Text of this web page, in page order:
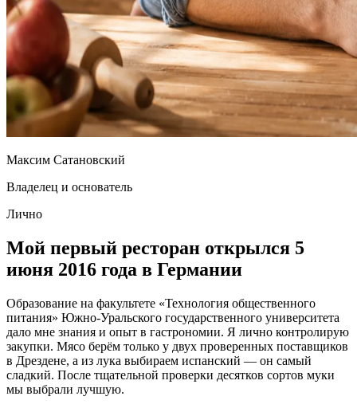
Максим Сатановский
Владелец и основатель
Лично
Мой первый ресторан открылся 5
июня 2016 года в Германии
Образование на факультете «Технология общественного
питания» Южно-Уральского государственного университета
дало мне знания и опыт в гастрономии. Я лично контролирую
закупки. Мясо берём только у двух проверенных поставщиков
в Дрездене, а из лука выбираем испанский — он самый
сладкий. После тщательной проверки десятков сортов муки
мы выбрали лучшую.